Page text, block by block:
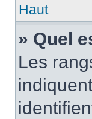
Haut
» Quel
Les